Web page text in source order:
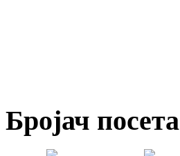
Бројач посета